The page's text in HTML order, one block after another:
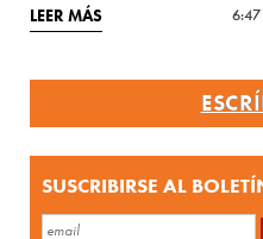
LEER MÁS
SUSCRIBIRSE AL